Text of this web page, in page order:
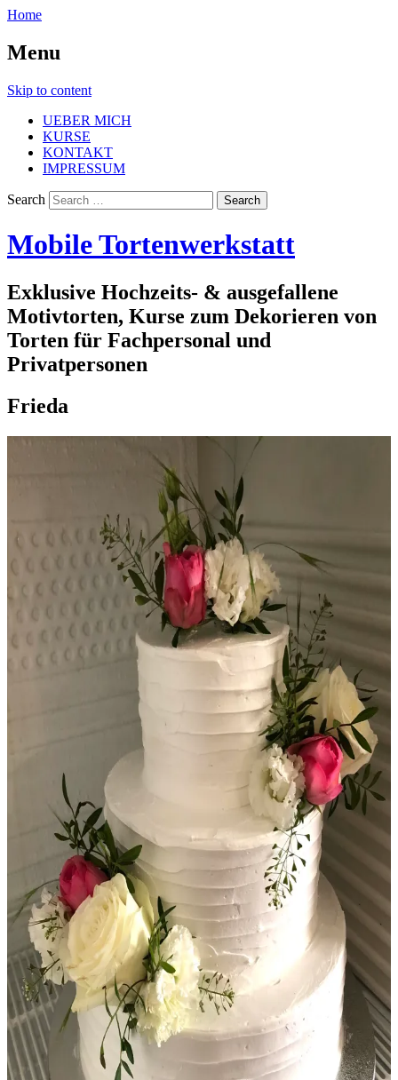
Home
Menu
Skip to content
UEBER MICH
KURSE
KONTAKT
IMPRESSUM
Search
Mobile Tortenwerkstatt
Exklusive Hochzeits- & ausgefallene
Motivtorten, Kurse zum Dekorieren von
Torten für Fachpersonal und
Privatpersonen
Frieda